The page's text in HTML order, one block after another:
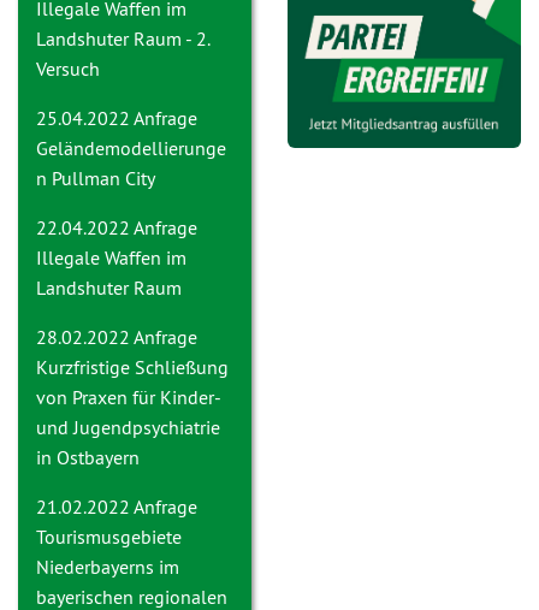
Illegale Waffen im
Landshuter Raum - 2.
Versuch
25.04.2022 Anfrage
Geländemodellierunge
n Pullman City
22.04.2022 Anfrage
Illegale Waffen im
Landshuter Raum
28.02.2022 Anfrage
Kurzfristige Schließung
von Praxen für Kinder-
und Jugendpsychiatrie
in Ostbayern
21.02.2022 Anfrage
Tourismusgebiete
Niederbayerns im
bayerischen regionalen